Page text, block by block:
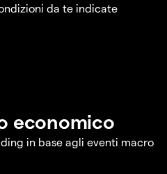
da te indicate
economico
in base agli eventi macro